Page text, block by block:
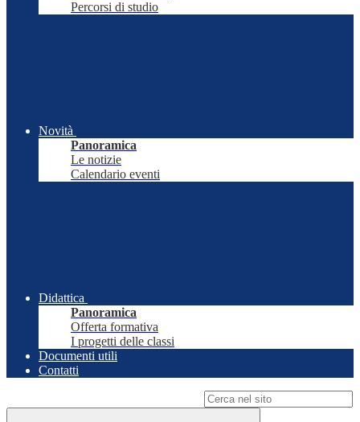
Percorsi di studio
Novità
Panoramica
Le notizie
Calendario eventi
Didattica
Panoramica
Offerta formativa
I progetti delle classi
Documenti utili
Contatti